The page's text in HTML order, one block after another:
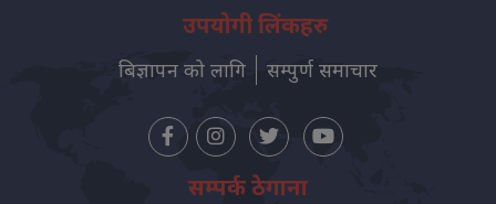
उपयोगी लिंकहरु
बिज्ञापन को लागि सम्पुर्ण समाचार
सम्पर्क ठेगाना